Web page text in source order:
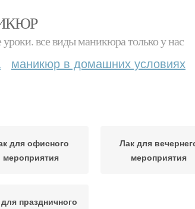
все виды маникюра только у нас
маникюр в домашних условиях
для офисного
мероприятия
Лак для
мероприятия
праздничного